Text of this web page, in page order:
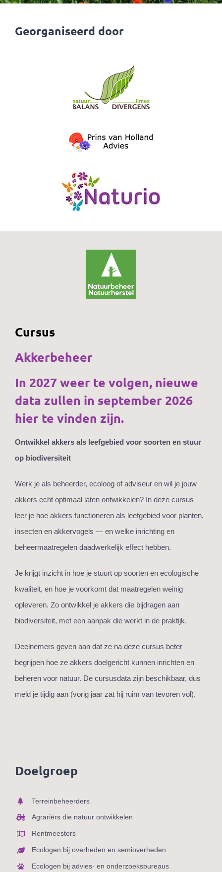
Georganiseerd door
Cursus
Akkerbeheer
In 2027 weer te volgen, nieuwe
data zullen in september 2026
hier te vinden zijn.
Ontwikkel akkers als leefgebied voor soorten en stuur
op biodiversiteit
Werk je als beheerder, ecoloog of adviseur en wil je jouw
akkers echt optimaal laten ontwikkelen? In deze cursus
leer je hoe akkers functioneren als leefgebied voor planten,
insecten en akkervogels — en welke inrichting en
beheermaatregelen daadwerkelijk effect hebben.
Je krijgt inzicht in hoe je stuurt op soorten en ecologische
kwaliteit, en hoe je voorkomt dat maatregelen weinig
opleveren. Zo ontwikkel je akkers die bijdragen aan
biodiversiteit, met een aanpak die werkt in de praktijk.
Deelnemers geven aan dat ze na deze cursus beter
begrijpen hoe ze akkers doelgericht kunnen inrichten en
beheren voor natuur. De cursusdata zijn beschikbaar, dus
meld je tijdig aan (vorig jaar zat hij ruim van tevoren vol).
Doelgroep
Terreinbeheerders
Agrariërs die natuur ontwikkelen
Rentmeesters
Ecologen bij overheden en semioverheden
Ecologen bij advies- en onderzoeksbureaus